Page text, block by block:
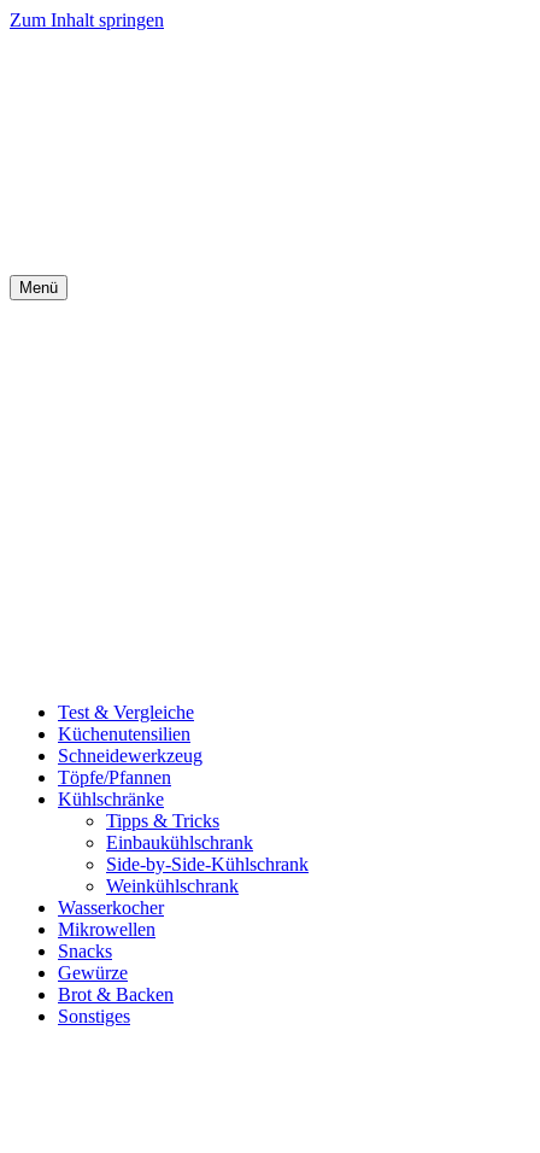
Zum Inhalt springen
Menü
Test & Vergleiche
Küchenutensilien
Schneidewerkzeug
Töpfe/Pfannen
Kühlschränke
Tipps & Tricks
Einbaukühlschrank
Side-by-Side-Kühlschrank
Weinkühlschrank
Wasserkocher
Mikrowellen
Snacks
Gewürze
Brot & Backen
Sonstiges